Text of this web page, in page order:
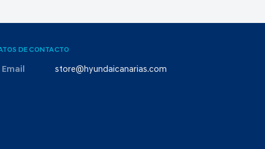
DE CONTACTO
Email store@hyundaicanarias.com